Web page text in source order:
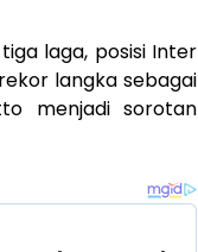
laga, posisi Inter
langka sebagai
menjadi sorotan